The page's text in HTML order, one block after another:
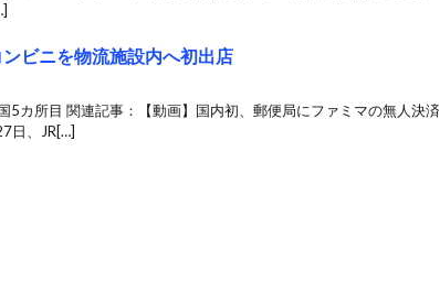
ビニを物流施設内へ初出店
5カ所目 関連記事：【動画】国内初、郵便局にファミマの無人決済
日、JR[…]